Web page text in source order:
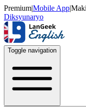
Premium|Mobile App|
Diksyunaryo
Toggle navigation